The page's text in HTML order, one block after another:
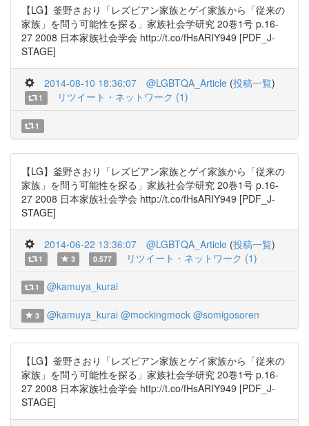
【LG】釜野さおり「レズビアン家族とゲイ家族から「従来の
家族」を問う可能性を探る」家族社会学研究 20巻1号 p.16-
27 2008 日本家族社会学会 http://t.co/fHsARIY949 [PDF_J-
STAGE]
2014-08-10 18:36:07 @LGBTQA_Article (投稿一覧)
1 リツイート・ネットワーク (1)
1
【LG】釜野さおり「レズビアン家族とゲイ家族から「従来の
家族」を問う可能性を探る」家族社会学研究 20巻1号 p.16-
27 2008 日本家族社会学会 http://t.co/fHsARIY949 [PDF_J-
STAGE]
2014-06-22 13:36:07 @LGBTQA_Article (投稿一覧)
1 3 0.577 リツイート・ネットワーク (1)
1 @kamuya_kurai
3 @kamuya_kurai @mockingmock @somigosoren
【LG】釜野さおり「レズビアン家族とゲイ家族から「従来の
家族」を問う可能性を探る」家族社会学研究 20巻1号 p.16-
27 2008 日本家族社会学会 http://t.co/fHsARIY949 [PDF_J-
STAGE]